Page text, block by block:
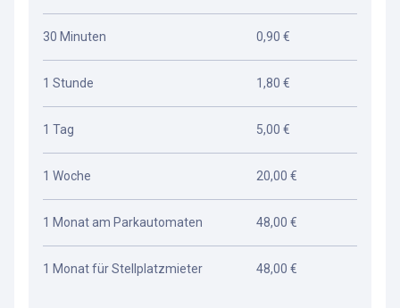
30 Minuten 0,90 €
1 Stunde 1,80 €
1 Tag 5,00 €
1 Woche 20,00 €
1 Monat am Parkautomaten 48,00 €
1 Monat für Stellplatzmieter 48,00 €